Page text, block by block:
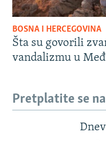
BOSNA I HERCEGOVINA
Šta su govorili
vandalizmu u
Pretplatite se